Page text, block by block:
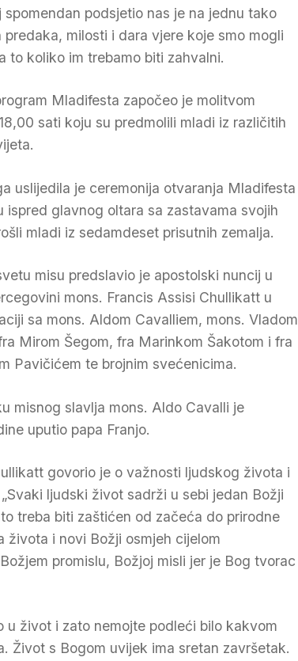
podsjetio nas je na jednu tako
milosti i dara vjere koje smo mogli
to koliko im trebamo biti zahvalni.
Mladifesta započeo je molitvom
sati koju su predmolili mladi iz različitih
uslijedila je ceremonija otvaranja Mladifesta
ispred glavnog oltara sa zastavama svojih
mladi iz sedamdeset prisutnih zemalja.
misu predslavio je apostolski nuncij u
mons. Francis Assisi Chullikatt u
sa mons. Aldom Cavalliem, mons. Vladom
Mirom Šegom, fra Marinkom Šakotom i fra
Pavičićem te brojnim svećenicima.
misnog slavlja mons. Aldo Cavalli je
uputio papa Franjo.
govorio je o važnosti ljudskog života i
ljudski život sadrži u sebi jedan Božji
treba biti zaštićen od začeća do prirodne
i novi Božji osmjeh cijelom
promislu, Božjoj misli jer je Bog tvorac
u život i zato nemojte podleći bilo kakvom
Život s Bogom uvijek ima sretan završetak.